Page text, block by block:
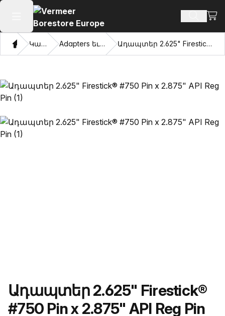
Բաց հիմնական մենյու
Տուն Կատալոգ Adapters եւ քաշվել աչքերը Ադապտեր 2.625" Firestick® #750 Pin x 2.875" API Reg Pin
Ապրանքի անվանումը
Ադապտեր 2.625" Firestick®
#750 Pin x 2.875" API Reg Pin